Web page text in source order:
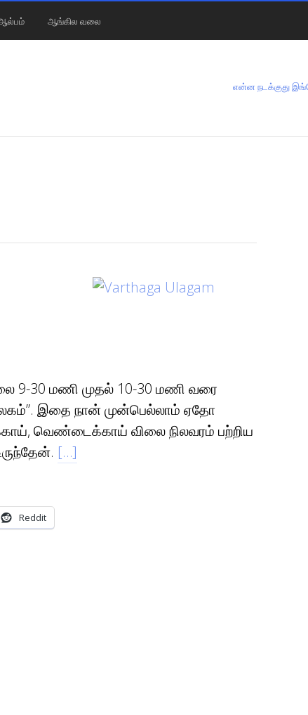
ஆங்கில வலை
என்ன நடக்குது
9-30 மணி முதல் 10-30 மணி வரை
இதை நான் முன்பெல்லாம் ஏதோ
வெண்டைக்காய் விலை நிலவரம் பற்றிய
[…]
Reddit